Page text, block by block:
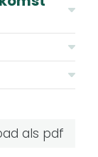
als pdf